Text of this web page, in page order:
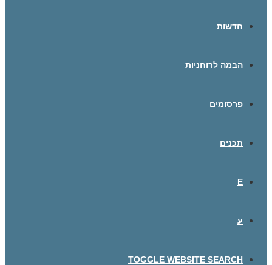
חדשות
הבמה לרוחניות
פרסומים
תכנים
E
ע
TOGGLE WEBSITE SEARCH